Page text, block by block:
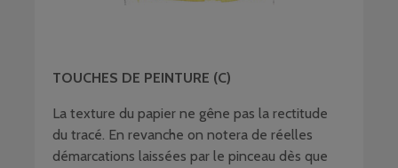
TOUCHES DE PEINTURE (C)
La texture du papier ne gêne pas la rectitude
du tracé. En revanche on notera de réelles
démarcations laissées par le pinceau dès que